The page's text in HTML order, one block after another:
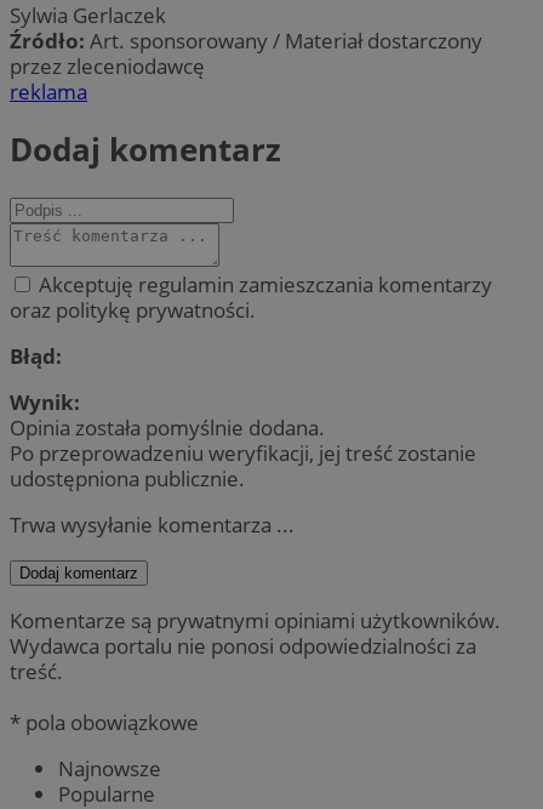
Sylwia Gerlaczek
Źródło: Art. sponsorowany / Materiał dostarczony
przez zleceniodawcę
reklama
Dodaj komentarz
Akceptuję regulamin zamieszczania komentarzy
oraz politykę prywatności.
Błąd:
Wynik:
Opinia została pomyślnie dodana.
Po przeprowadzeniu weryfikacji, jej treść zostanie
udostępniona publicznie.
Trwa wysyłanie komentarza ...
Dodaj komentarz
Komentarze są prywatnymi opiniami użytkowników.
Wydawca portalu nie ponosi odpowiedzialności za
treść.
* pola obowiązkowe
Najnowsze
Popularne